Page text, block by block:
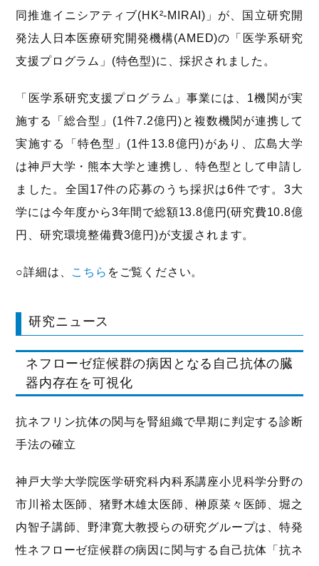
同推進イニシアティブ(HK²-MIRAI)」が、国立研究開
発法人日本医療研究開発機構(AMED)の「医学系研究
支援プログラム」(特色型)に、採択されました。
「医学系研究支援プログラム」事業には、1機関が実
施する「総合型」(1件7.2億円)と複数機関が連携して
実施する「特色型」(1件13.8億円)があり、広島大学
は神戸大学・熊本大学と連携し、特色型として申請し
ました。全国17件の応募のうち採択は6件です。3大
学には今年度から3年間で総額13.8億円(研究費10.8億
円、研究環境整備費3億円)が支援されます。
○詳細は、 こちら をご覧ください。
研究ニュース
ネフローゼ症候群の病因となる自己抗体の臓
器内存在を可視化
抗ネフリン抗体の関与を腎組織で早期に判定する診断
手法の確立
神戸大学大学院医学研究科内科系講座小児科学分野の
市川裕太医師、猪野木雄太医師、榊原菜々医師、堀之
内智子講師、野津寛大教授らの研究グループは、特発
性ネフローゼ症候群の病因に関与する自己抗体「抗ネ